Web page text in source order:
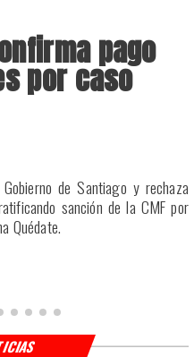
pago
por caso
de Santiago y rechaza
sanción de la CMF por
Quédate.